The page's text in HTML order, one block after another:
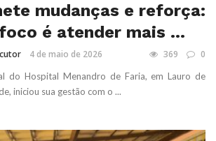
mudanças e reforça:
é atender mais ...
4 de maio de 2026 369 0
do Hospital Menandro de Faria, em Lauro de
iniciou sua gestão com o ...